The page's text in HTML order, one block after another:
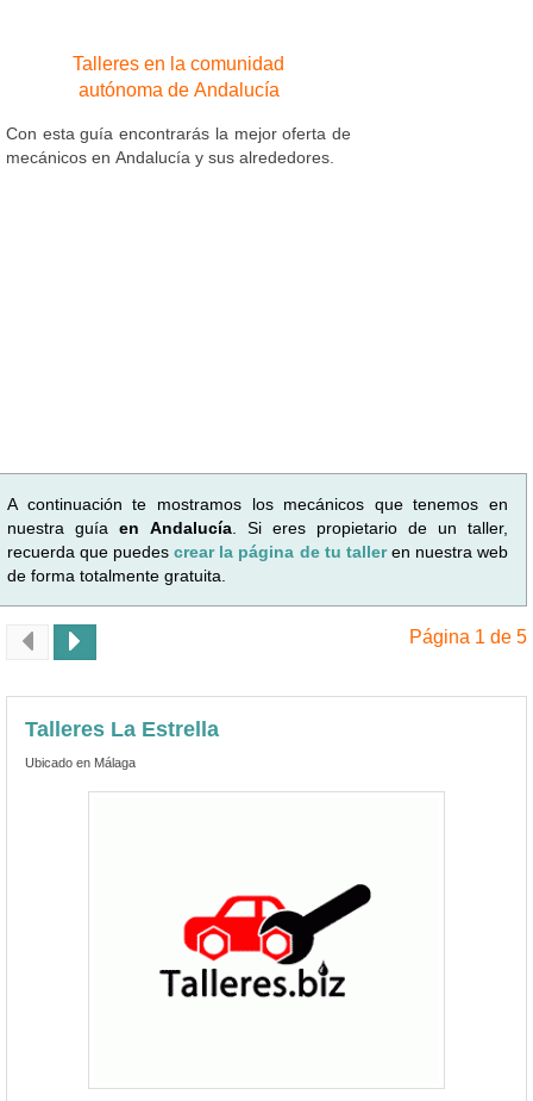
Talleres en la comunidad
autónoma de Andalucía
Con esta guía encontrarás la mejor oferta de
mecánicos en Andalucía y sus alrededores.
A continuación te mostramos los mecánicos que tenemos en
nuestra guía en Andalucía . Si eres propietario de un taller,
recuerda que puedescrear la página de tu talleren nuestra web
de forma totalmente gratuita.
Página 1 de 5
Talleres La Estrella
Ubicado en Málaga